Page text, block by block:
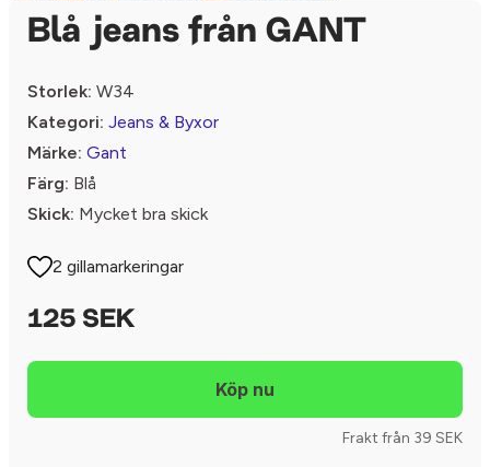
Blå jeans från GANT
Storlek: W34
Kategori: Jeans & Byxor
Märke: Gant
Färg: Blå
Skick: Mycket bra skick
2 gillamarkeringar
125 SEK
Frakt från 39 SEK